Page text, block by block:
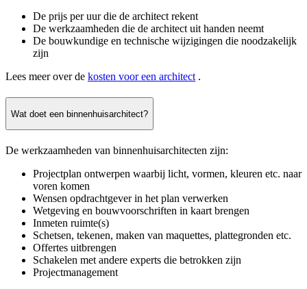
De prijs per uur die de architect rekent
De werkzaamheden die de architect uit handen neemt
De bouwkundige en technische wijzigingen die noodzakelijk
zijn
Lees meer over de kosten voor een architect .
Wat doet een binnenhuisarchitect?
De werkzaamheden van binnenhuisarchitecten zijn:
Projectplan ontwerpen waarbij licht, vormen, kleuren etc. naar
voren komen
Wensen opdrachtgever in het plan verwerken
Wetgeving en bouwvoorschriften in kaart brengen
Inmeten ruimte(s)
Schetsen, tekenen, maken van maquettes, plattegronden etc.
Offertes uitbrengen
Schakelen met andere experts die betrokken zijn
Projectmanagement